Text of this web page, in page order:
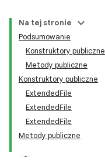
Na tej stronie
Podsumowanie
Konstruktory publiczne
Metody publiczne
Konstruktory publiczne
ExtendedFile
ExtendedFile
ExtendedFile
Metody publiczne